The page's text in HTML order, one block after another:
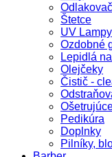
Odlakovač
Štetce
UV Lampy
Ozdobné
Lepidlá
Olejčeky
Čistič -
Pedikúra
Doplnky
Pilníky,